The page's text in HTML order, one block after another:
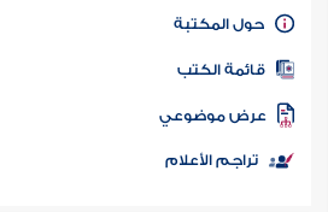
كتاب الأمة
المكتبة
الكتب
موضوعي